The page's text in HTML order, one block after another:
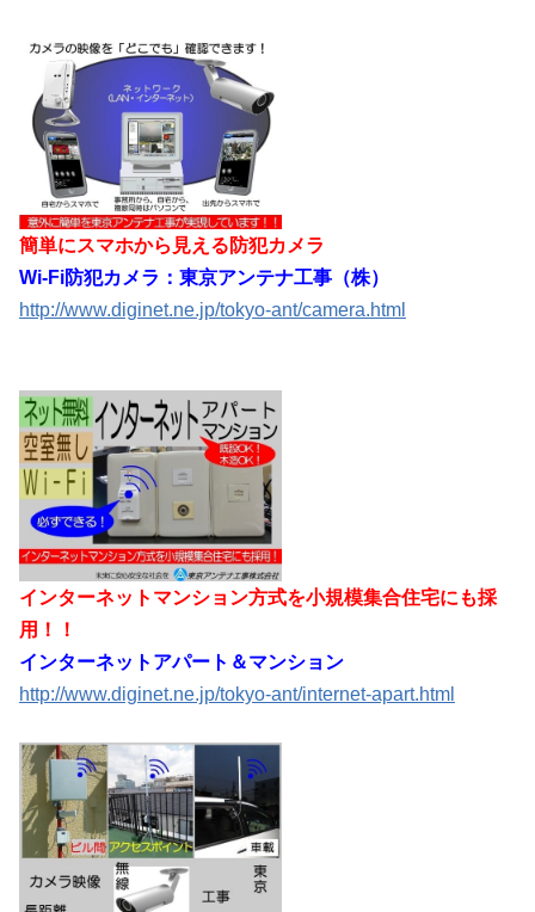
簡単にスマホから見える防犯カメラ
Wi-Fi防犯カメラ：東京アンテナ工事（株）
http://www.diginet.ne.jp/tokyo-ant/camera.html
インターネットマンション方式を小規模集合住宅にも採
用！！
インターネットアパート＆マンション
http://www.diginet.ne.jp/tokyo-ant/internet-apart.html